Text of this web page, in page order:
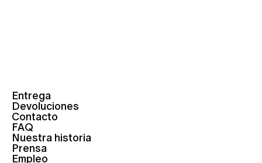
Entrega
Devoluciones
Contacto
FAQ
Nuestra historia
Prensa
Empleo